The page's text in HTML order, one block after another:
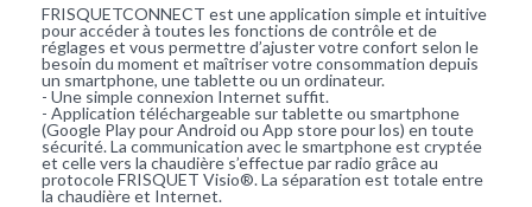
FRISQUETCONNECT est une application simple et intuitive
pour accéder à toutes les fonctions de contrôle et de
réglages et vous permettre d’ajuster votre confort selon le
besoin du moment et maîtriser votre consommation depuis
un smartphone, une tablette ou un ordinateur.
- Une simple connexion Internet suffit.
- Application téléchargeable sur tablette ou smartphone
(Google Play pour Android ou App store pour los) en toute
sécurité. La communication avec le smartphone est cryptée
et celle vers la chaudière s’effectue par radio grâce au
protocole FRISQUET Visio®. La séparation est totale entre
la chaudière et Internet.